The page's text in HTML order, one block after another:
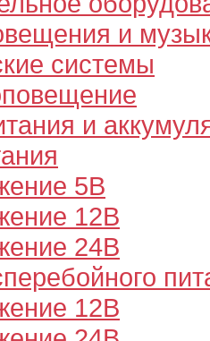
и
системы
и
5В
12В
24В
12В